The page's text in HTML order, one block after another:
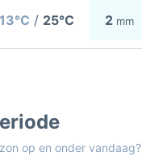
13°C / 25°C 2 mm
op en onder vandaag?